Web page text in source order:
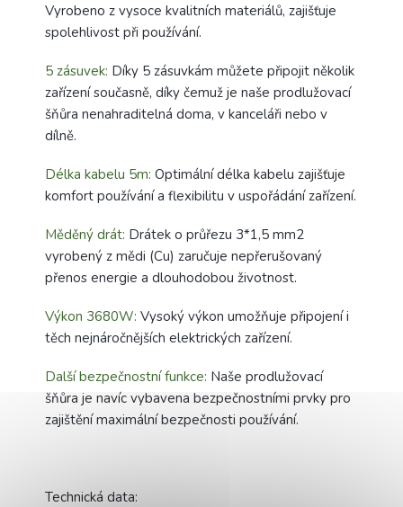
Vyrobeno z vysoce kvalitních materiálů, zajišťuje
spolehlivost při používání.
5 zásuvek: Díky 5 zásuvkám můžete připojit několik
zařízení současně, díky čemuž je naše prodlužovací
šňůra nenahraditelná doma, v kanceláři nebo v
dílně.
Délka kabelu 5m: Optimální délka kabelu zajišťuje
komfort používání a flexibilitu v uspořádání zařízení.
Měděný drát: Drátek o průřezu 3*1,5 mm2
vyrobený z mědi (Cu) zaručuje nepřerušovaný
přenos energie a dlouhodobou životnost.
Výkon 3680W: Vysoký výkon umožňuje připojení i
těch nejnáročnějších elektrických zařízení.
Další bezpečnostní funkce: Naše prodlužovací
šňůra je navíc vybavena bezpečnostními prvky pro
zajištění maximální bezpečnosti používání.
Technická data: